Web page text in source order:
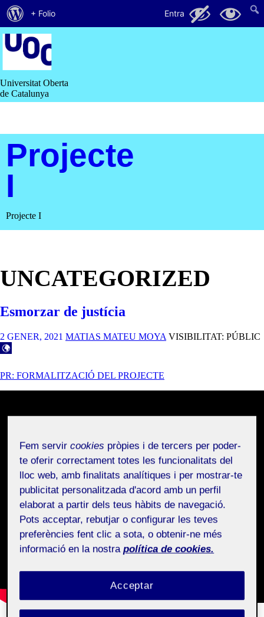
Saltar
contingut
Universitat Oberta
de Catalunya
Projecte
I
Projecte I
UNCATEGORIZED
Esmorzar de justícia
2 GENER, 2021 MATIAS MATEU MOYA VISIBILITAT: PÚBLIC
PR: FORMALITZACIÓ DEL PROJECTE
Quant
al
WordPress
+ Folio Entra 101 4
Fem servircookies pròpies i de tercers per poder-
te oferir correctament totes les funcionalitats del
lloc web, amb finalitats analítiques i per mostrar-te
publicitat personalitzada d'acord amb un perfil
elaborat a partir dels teus hàbits de navegació.
Pots acceptar, rebutjar o configurar les teves
preferències fent clic a sota, o obtenir-ne més
informació en la nostra política de cookies.
Acceptar